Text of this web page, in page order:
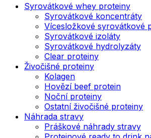
Syrovátkové whey proteiny
Syrovátkové koncentráty
Vícesložkové syrovátkové
Syrovátkové izoláty
Syrovátkové hydrolyzáty
Clear proteiny
Živočišné proteiny
Kolagen
Hovězí beef protein
Noční proteiny
Ostatní živočišné proteiny
Náhrada stravy
Práškové náhrady stravy